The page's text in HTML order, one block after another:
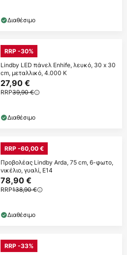
Διαθέσιμο
RRP -30%
Lindby LED πάνελ Enhife, λευκό, 30 x 30
cm, μεταλλικό, 4.000 K
27,90 €
RRP39,90 €
Διαθέσιμο
RRP -60,00 €
Προβολέας Lindby Arda, 75 cm, 6-φωτο,
νικέλιο, γυαλί, E14
78,90 €
RRP138,90 €
Διαθέσιμο
RRP -33%